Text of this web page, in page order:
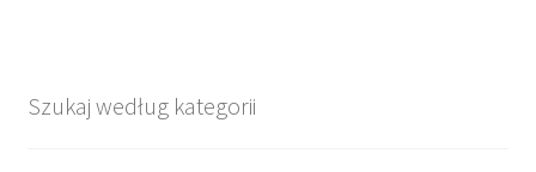
Szukaj według kategorii